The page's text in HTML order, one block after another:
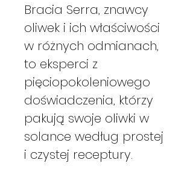
Bracia Serra, znawcy
oliwek i ich właściwości
w różnych odmianach,
to eksperci z
pięciopokoleniowego
doświadczenia, którzy
pakują swoje oliwki w
solance według prostej
i czystej receptury.